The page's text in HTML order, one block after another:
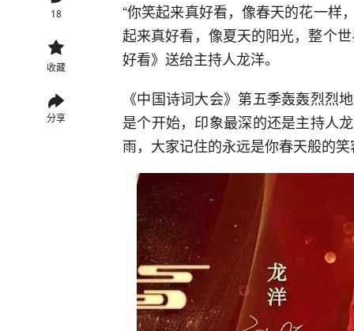
18
收藏
分享
“你笑起来真好看，像春天的花一样
起来真好看，像夏天的阳光，整个
好看》送给主持人龙洋。
《中国诗词大会》第五季轰轰烈烈
是个开始，印象最深的还是主持人
雨，大家记住的永远是你春天般的